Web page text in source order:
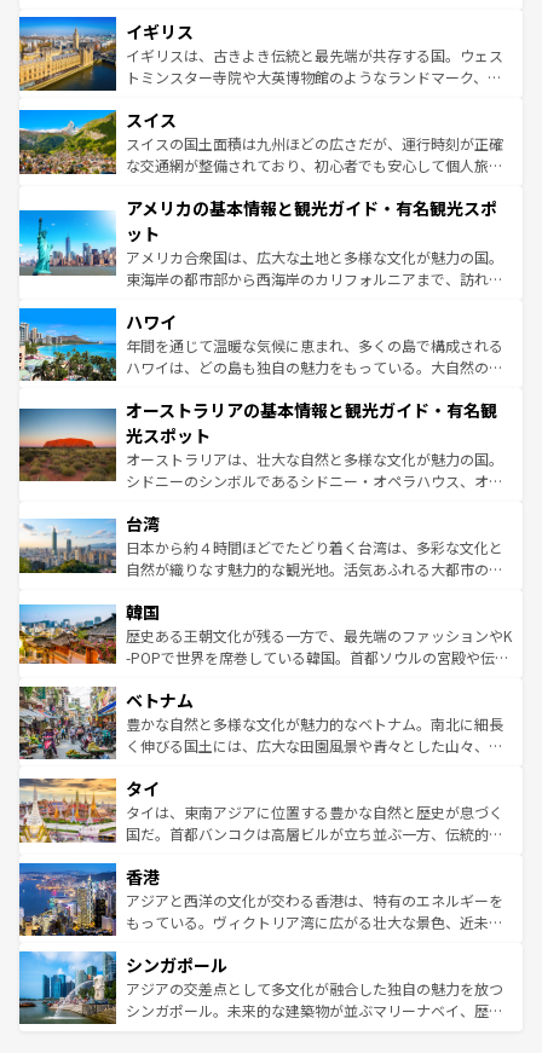
香り高いラベンダー畑など、多彩な楽しみ方が可能だ。さ
らに、パリ以外の地域にも魅力が溢れており、どの街角に
も豊かな歴史と文化が息づいている。パリ以外の個性あふ
を参照してほしい。
顔を持つこの国は、どこを歩いても飽きることがない。ベ
ルリンの文化的活気、バイエルン州のアルプスの絶景、そ
してライン川沿いのワイン畑といった風景は必見。ビール
は、お酒好きな人にはぜひ体験してほしい。 なお、新着の
ドイツ情報はコンテンツ一覧を参照してほしい。
イギリス
イギリスは、古きよき伝統と最先端が共存する国。ウェス
トミンスター寺院や大英博物館のようなランドマーク、歴
リアごとに異なる魅力がある。また、優雅なアフタヌーン
ティー、ビール好きにはたまらない英国パブ、サッカー観
戦など、本場だからこそできる体験も豊富。イギリスを旅
ンツ一覧を参照してほしい。
スイス
スイスの国土面積は九州ほどの広さだが、運行時刻が正確
な交通網が整備されており、初心者でも安心して個人旅行
の建物がそのまま残る町や、スイスならではのユニークな
博物館もあり、アルプス観光だけでなく町歩きも満喫する
ことができる。国民の所得が高いため物価も高いが、旅行
者向けの交通パス提供のサービスもあり、うまく活用すれ
着のスイス情報は
アメリカの基本情報と観光ガイド・有名観光スポ
ット
アメリカ合衆国は、広大な土地と多様な文化が魅力の国。
東海岸の都市部から西海岸のカリフォルニアまで、訪れる
のような巨大都市は、観光、ショッピング、エンターテイ
ンメントが詰まった刺激的なスポットだ。一方、アメリカ
西部には大自然が広がり、グランドキャニオンやイエロー
部のニューオーリンズでは、音楽と美食が融合した独特の
文化が魅力。旅行者はアメリカの各地域で異なる魅力を楽
しみながら、その多様性と豊かな歴史を感じることができ
るだろう。車でのロードトリップや列車の旅も、アメリカ
情報は
ハワイ
年間を通じて温暖な気候に恵まれ、多くの島で構成される
ハワイは、どの島も独自の魅力をもっている。大自然の神
ワイ島は見逃せない。また、定番の観光地といえばオアフ
島だが、静かな自然を求めるならマウイ島やカウアイ島が
おすすめ。エメラルドグリーンに輝く海をはじめ、豊かな
文化や歴史が息づいている。「アロハスピリット」と呼ば
人々、おいしいローカルフードやハワイアンミュージッ
ク、伝統的なフラダンスなど、すべてがハワイの魅力を彩
っている。訪れるたびに新しい発見と感動が待っているハ
はコンテンツ一覧
オーストラリアの基本情報と観光ガイド・有名観
光スポット
オーストラリアは、壮大な自然と多様な文化が魅力の国。
シドニーのシンボルであるシドニー・オペラハウス、オー
リアリーフや大陸中央部にそびえるウルル（エアーズロッ
ク）、タスマニアの美しい原生林やケアンズの熱帯雨林な
ど、見どころがたくさん。また、カフェやワイン、オージ
いる。アクティビティも充実しており、サーフィンやダイ
ビング、ハイキングなど、アウトドア好きにはたまらな
い。オーストラリアの多彩な魅力を存分に味わいつくそ
参照してほしい。
台湾
日本から約４時間ほどでたどり着く台湾は、多彩な文化と
自然が織りなす魅力的な観光地。活気あふれる大都市の台
ン）、静ひつな山岳地帯である台湾東部など、都市の喧騒
と山間の静けさが共存しており、訪れる人に新しい発見と
驚きをもたらしてくれる。また、奥深い台湾の食文化も魅
容にもいいと評判のスイーツなど、バラエティ豊かな料理
が味わえる。 なお、新着の台湾情報は コンテンツ一覧を参
照してほしい。
韓国
歴史ある王朝文化が残る一方で、最先端のファッションやK
-POPで世界を席巻している韓国。首都ソウルの宮殿や伝統
き、地方に足を延ばせば四季折々の自然美を楽しむことが
できる。そして、キムチや焼肉、絶品のストリートフード
まで、さまざまな韓国料理が待っている。夜には、韓国な
リティに包まれながら、韓国の多彩な魅力を心ゆくまで味
わってみてほしい。 なお、新着の韓国情報はコンテンツ一
覧を参照してほしい。
ベトナム
豊かな自然と多様な文化が魅力的なベトナム。南北に細長
く伸びる国土には、広大な田園風景や青々とした山々、世
急速な発展と共に伝統が息づく。ハノイの古い町並みやホ
ーチミン市のフランス統治時代の建物も、独特の雰囲気を
醸し出している。また、バラエティの豊かさとおいしさで
とつ。フォーやバインミー、ベトナムコーヒーなどは、ぜ
ひ現地で味わいたい。どの地域を訪れてもあたたかい人々
が旅行者を迎えてくれるので、きっと忘れられない旅にな
参照してほしい。
タイ
タイは、東南アジアに位置する豊かな自然と歴史が息づく
国だ。首都バンコクは高層ビルが立ち並ぶ一方、伝統的な
の活気が交差している。北部ではチェンマイなどの山岳地
帯で自然と触れ合い、南部ではプーケットやクラビの美し
いビーチでリゾート気分を楽しむことができる。タイ料理
激する。気候は一年中温暖で、どの季節にも異なる楽しみ
が待っている。親しみやすいタイの人々、仏教を中心とし
た文化、そして多様な観光資源が、訪れる旅人を魅了し続
香港
アジアと西洋の文化が交わる香港は、特有のエネルギーを
もっている。ヴィクトリア湾に広がる壮大な景色、近未来
み、どこを訪れても感動するはず。観光スポットが密集し
ており、効率よく見どころを回れるのも魅力。息をのむよ
うな絶景から文化的な体験まで、香港を存分に楽しみ尽く
シンガポール
アジアの交差点として多文化が融合した独自の魅力を放つ
シンガポール。未来的な建築物が並ぶマリーナベイ、歴史